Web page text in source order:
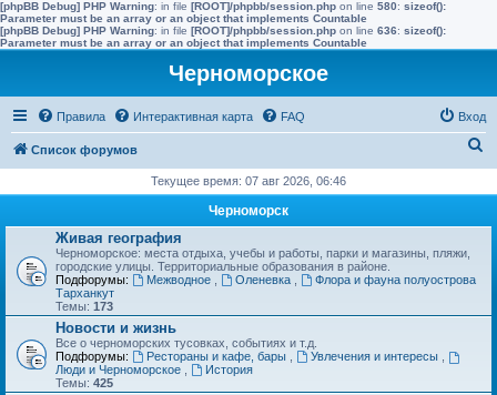
[phpBB Debug] PHP Warning: in file [ROOT]/phpbb/session.php on line 580: sizeof():
Parameter must be an array or an object that implements Countable
[phpBB Debug] PHP Warning: in file [ROOT]/phpbb/session.php on line 636: sizeof():
Parameter must be an array or an object that implements Countable
Черноморское
Правила Интерактивная карта FAQ Вход
Список форумов
с
Текущее время: 07 авг 2026, 06:46
Черноморск
Живая география
Черноморское: места отдыха, учебы и работы, парки и магазины, пляжи,
городские улицы. Территориальные образования в районе.
Подфорумы:
Межводное Оленевка
Флора и фауна полуострова
Тарханкут
Темы: 173
Новости и жизнь
Все о черноморских тусовках, событиях и т.д.
Подфорумы:
Рестораны и кафе, бары Увлечения и интересы
Люди и Черноморское
История
Темы: 425